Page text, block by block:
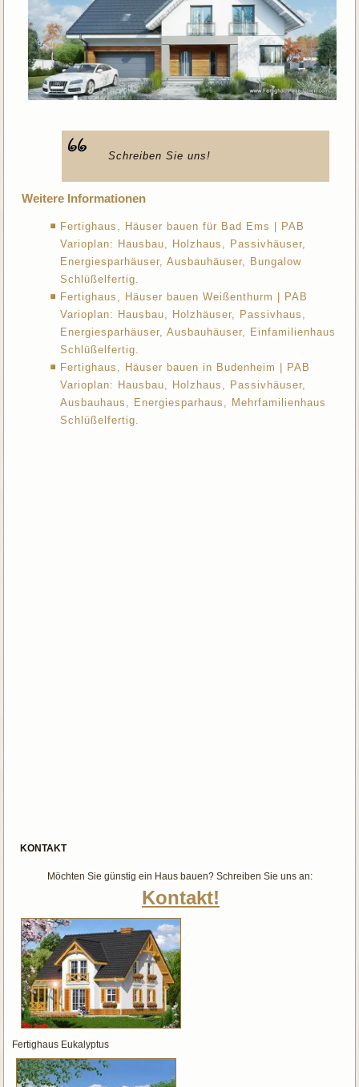
Schreiben Sie uns!
Weitere Informationen
Fertighaus, Häuser bauen für Bad Ems | PAB
Varioplan: Hausbau, Holzhaus, Passivhäuser,
Energiesparhäuser, Ausbauhäuser, Bungalow
Schlüßelfertig.
Fertighaus, Häuser bauen Weißenthurm | PAB
Varioplan: Hausbau, Holzhäuser, Passivhaus,
Energiesparhäuser, Ausbauhäuser, Einfamilienhaus
Schlüßelfertig.
Fertighaus, Häuser bauen in Budenheim | PAB
Varioplan: Hausbau, Holzhaus, Passivhäuser,
Ausbauhaus, Energiesparhaus, Mehrfamilienhaus
Schlüßelfertig.
KONTAKT
Möchten Sie günstig ein Haus bauen? Schreiben Sie uns an:
Kontakt!
Fertighaus Eukalyptus